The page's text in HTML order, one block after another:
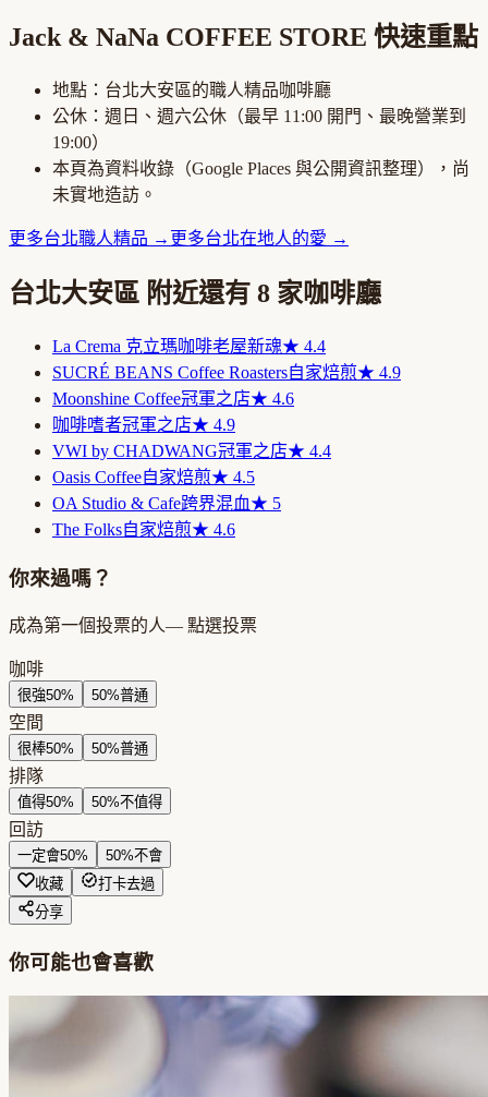
Jack & NaNa COFFEE STORE 快速重點
地點： 台北大安區的職人精品咖啡廳
公休： 週日、週六公休 （最早 11:00 開門、最晚營業到
19:00）
本頁為資料收錄（Google Places 與公開資訊整理），尚
未實地造訪。
更多台北職人精品 → 更多台北在地人的愛 →
台北大安區 附近還有 8 家咖啡廳
La Crema 克立瑪咖啡老屋新魂★ 4.4
SUCRÉ BEANS Coffee Roasters自家焙煎★ 4.9
Moonshine Coffee冠軍之店★ 4.6
咖啡嗜者冠軍之店★ 4.9
VWI by CHADWANG冠軍之店★ 4.4
Oasis Coffee自家焙煎★ 4.5
OA Studio & Cafe跨界混血★ 5
The Folks自家焙煎★ 4.6
你來過嗎？
成為第一個投票的人— 點選投票
咖啡
很強50% 50%普通
空間
很棒50% 50%普通
排隊
值得50% 50%不值得
回訪
一定會50% 50%不會
收藏
打卡去過
分享
你可能也會喜歡